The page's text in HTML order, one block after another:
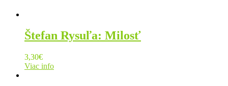
Štefan Rysuľa: Milosť
3,30€
Viac info